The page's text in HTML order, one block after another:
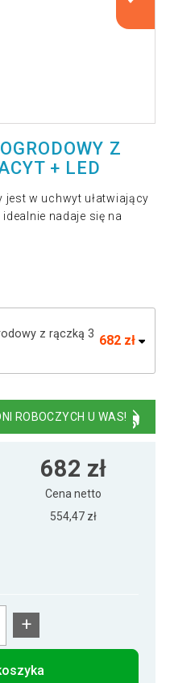
Z
+ LED
w uchwyt ułatwiający
nadaje się na
z rączką 3 682 zł
323 zł
z rączką 3
ROBOCZYCH U WAS!
682 zł
Cena netto
554,47 zł
+